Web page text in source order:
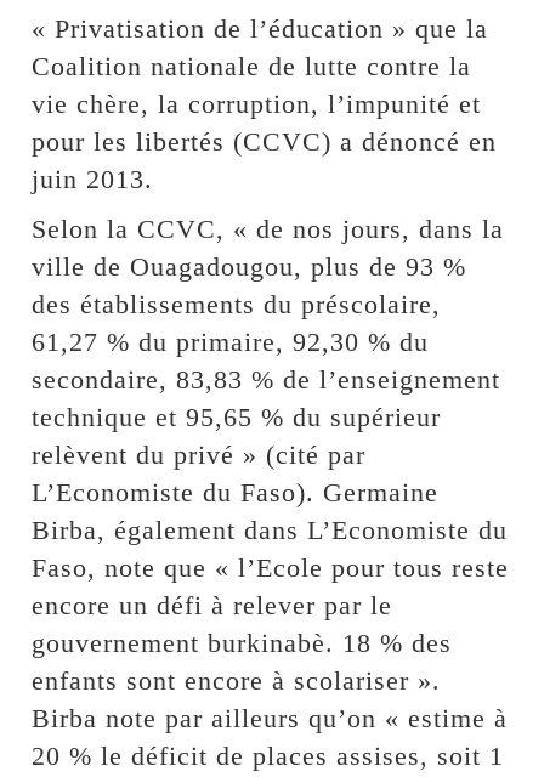
« Privatisation de l’éducation » que la
Coalition nationale de lutte contre la
vie chère, la corruption, l’impunité et
pour les libertés (CCVC) a dénoncé en
juin 2013.
Selon la CCVC, « de nos jours, dans la
ville de Ouagadougou, plus de 93 %
des établissements du préscolaire,
61,27 % du primaire, 92,30 % du
secondaire, 83,83 % de l’enseignement
technique et 95,65 % du supérieur
relèvent du privé » (cité par
L’Economiste du Faso). Germaine
Birba, également dans L’Economiste du
Faso, note que « l’Ecole pour tous reste
encore un défi à relever par le
gouvernement burkinabè. 18 % des
enfants sont encore à scolariser ».
Birba note par ailleurs qu’on « estime à
20 % le déficit de places assises, soit 1